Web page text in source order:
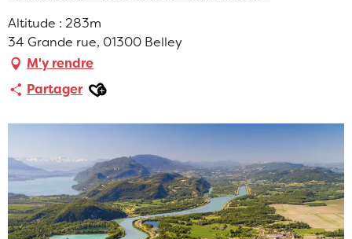
Altitude : 283m
34 Grande rue, 01300 Belley
M'y rendre
PartagerAjouter aux favoris